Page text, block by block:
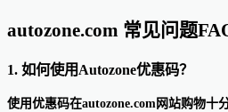
autozone.com 常见问题
1. 如何使用Autozone优惠码？
使用优惠码在autozone.com网站购物十